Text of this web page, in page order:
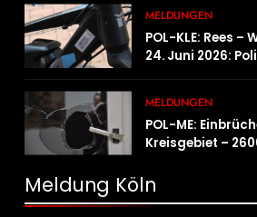
MELDUNGEN
POL-KLE: Rees
24. Juni 2026:
MELDUNGEN
POL-ME:
Kreisgebiet –
Meldung Köln